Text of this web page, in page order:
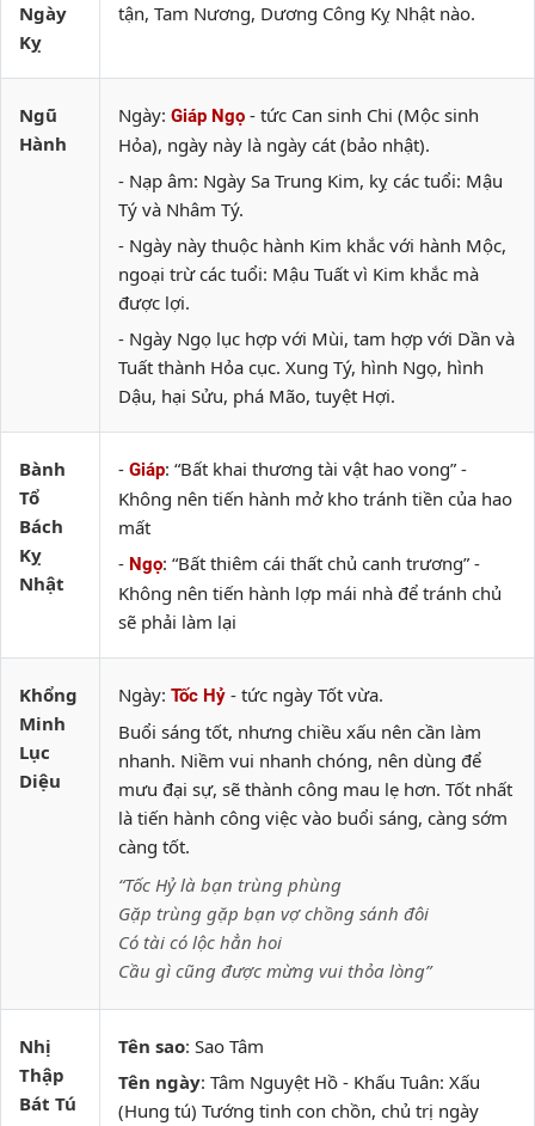
Ngày
Kỵ
tận, Tam Nương, Dương Công Kỵ Nhật nào.
Ngũ
Hành
Ngày: Giáp Ngọ - tức Can sinh Chi (Mộc sinh
Hỏa), ngày này là ngày cát (bảo nhật).
- Nạp âm: Ngày Sa Trung Kim, kỵ các tuổi: Mậu
Tý và Nhâm Tý.
- Ngày này thuộc hành Kim khắc với hành Mộc,
ngoại trừ các tuổi: Mậu Tuất vì Kim khắc mà
được lợi.
- Ngày Ngọ lục hợp với Mùi, tam hợp với Dần và
Tuất thành Hỏa cục. Xung Tý, hình Ngọ, hình
Dậu, hại Sửu, phá Mão, tuyệt Hợi.
Bành
Tổ
Bách
Kỵ
Nhật
- Giáp: “Bất khai thương tài vật hao vong” -
Không nên tiến hành mở kho tránh tiền của hao
mất
- Ngọ: “Bất thiêm cái thất chủ canh trương” -
Không nên tiến hành lợp mái nhà để tránh chủ
sẽ phải làm lại
Khổng
Minh
Lục
Diệu
Ngày: Tốc Hỷ - tức ngày Tốt vừa.
Buổi sáng tốt, nhưng chiều xấu nên cần làm
nhanh. Niềm vui nhanh chóng, nên dùng để
mưu đại sự, sẽ thành công mau lẹ hơn. Tốt nhất
là tiến hành công việc vào buổi sáng, càng sớm
càng tốt.
“Tốc Hỷ là bạn trùng phùng
Gặp trùng gặp bạn vợ chồng sánh đôi
Có tài có lộc hẳn hoi
Cầu gì cũng được mừng vui thỏa lòng”
Nhị
Thập
Bát Tú
Tên sao: Sao Tâm
Tên ngày: Tâm Nguyệt Hồ - Khấu Tuân: Xấu
(Hung tú) Tướng tinh con chồn, chủ trị ngày